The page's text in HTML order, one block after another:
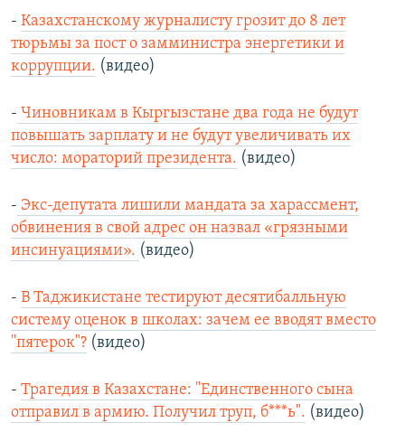
- Казахстанскому журналисту грозит до 8 лет
тюрьмы за пост о замминистра энергетики и
коррупции. (видео)
- Чиновникам в Кыргызстане два года не будут
повышать зарплату и не будут увеличивать их
число: мораторий президента. (видео)
- Экс-депутата лишили мандата за харассмент,
обвинения в свой адрес он назвал «грязными
инсинуациями». (видео)
- В Таджикистане тестируют десятибалльную
систему оценок в школах: зачем ее вводят вместо
"пятерок"? (видео)
- Трагедия в Казахстане: "Единственного сына
отправил в армию. Получил труп, б***ь". (видео)